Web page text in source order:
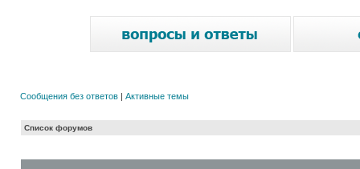
Сообщения без ответов | Активные темы
Список форумов